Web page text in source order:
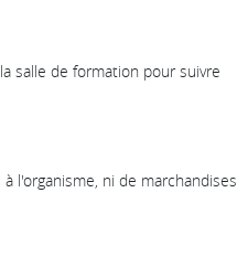
salle de formation pour suivre
l'organisme, ni de marchandises